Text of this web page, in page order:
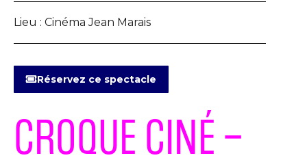
Lieu : Cinéma Jean Marais
Réservez ce spectacle
CROQUE CINÉ –